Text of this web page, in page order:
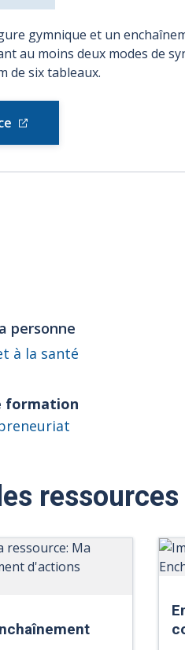
gymnique et un
au moins deux modes de
de six tableaux.
personne
à la santé
formation